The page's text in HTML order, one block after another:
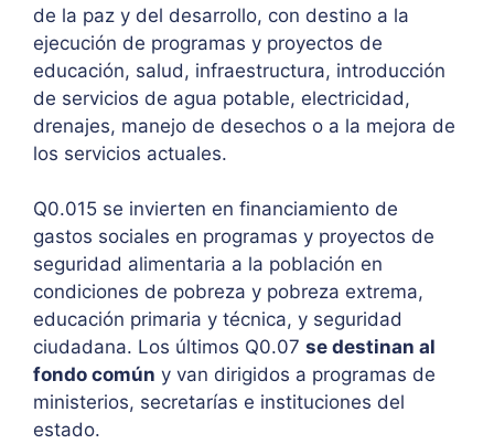
de la paz y del desarrollo, con destino a la
ejecución de programas y proyectos de
educación, salud, infraestructura, introducción
de servicios de agua potable, electricidad,
drenajes, manejo de desechos o a la mejora de
los servicios actuales.
Q0.015 se invierten en financiamiento de
gastos sociales en programas y proyectos de
seguridad alimentaria a la población en
condiciones de pobreza y pobreza extrema,
educación primaria y técnica, y seguridad
ciudadana. Los últimos Q0.07 se destinan al
fondo común y van dirigidos a programas de
ministerios, secretarías e instituciones del
estado.